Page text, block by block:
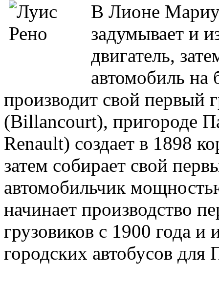
В Лионе
задумывает и
двигатель,
автомобиль на
производит свой первый
(Billancourt), пригороде
Renault) создает в 1898
затем собирает свой
автомобильчик
начинает производство
грузовиков с 1900 года и
городских автобусов для